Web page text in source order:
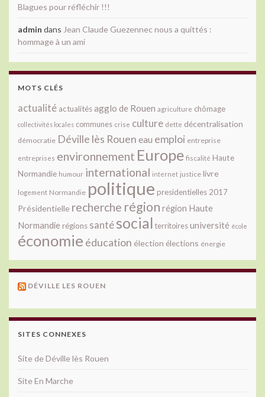
Blagues pour réfléchir !!!
admin dans Jean Claude Guezennec nous a quittés :
hommage à un ami
MOTS CLÉS
actualité actualitésagglo de Rouen agriculture chômage
collectivités locales communes crise culture dette décentralisation
démocratie Déville lès Rouen eau emploi entreprise
entreprises environnement Europe fiscalité Haute
Normandie humour international internet justice livre
logement Normandie politique presidentielles 2017
Présidentielle recherche région région Haute
Normandie régions santésocial territoiresuniversité école
économie éducation élection élections énergie
DÉVILLE LES ROUEN
SITES CONNEXES
Site de Déville lès Rouen
Site En Marche